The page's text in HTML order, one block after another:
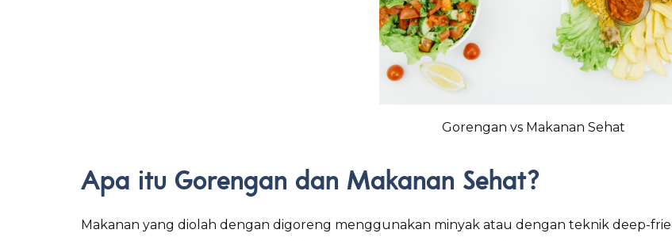
Gorengan vs Makanan Sehat
Apa itu Gorengan dan Makanan Sehat?
Makanan yang diolah dengan digoreng menggunakan minyak atau dengan teknik deep-